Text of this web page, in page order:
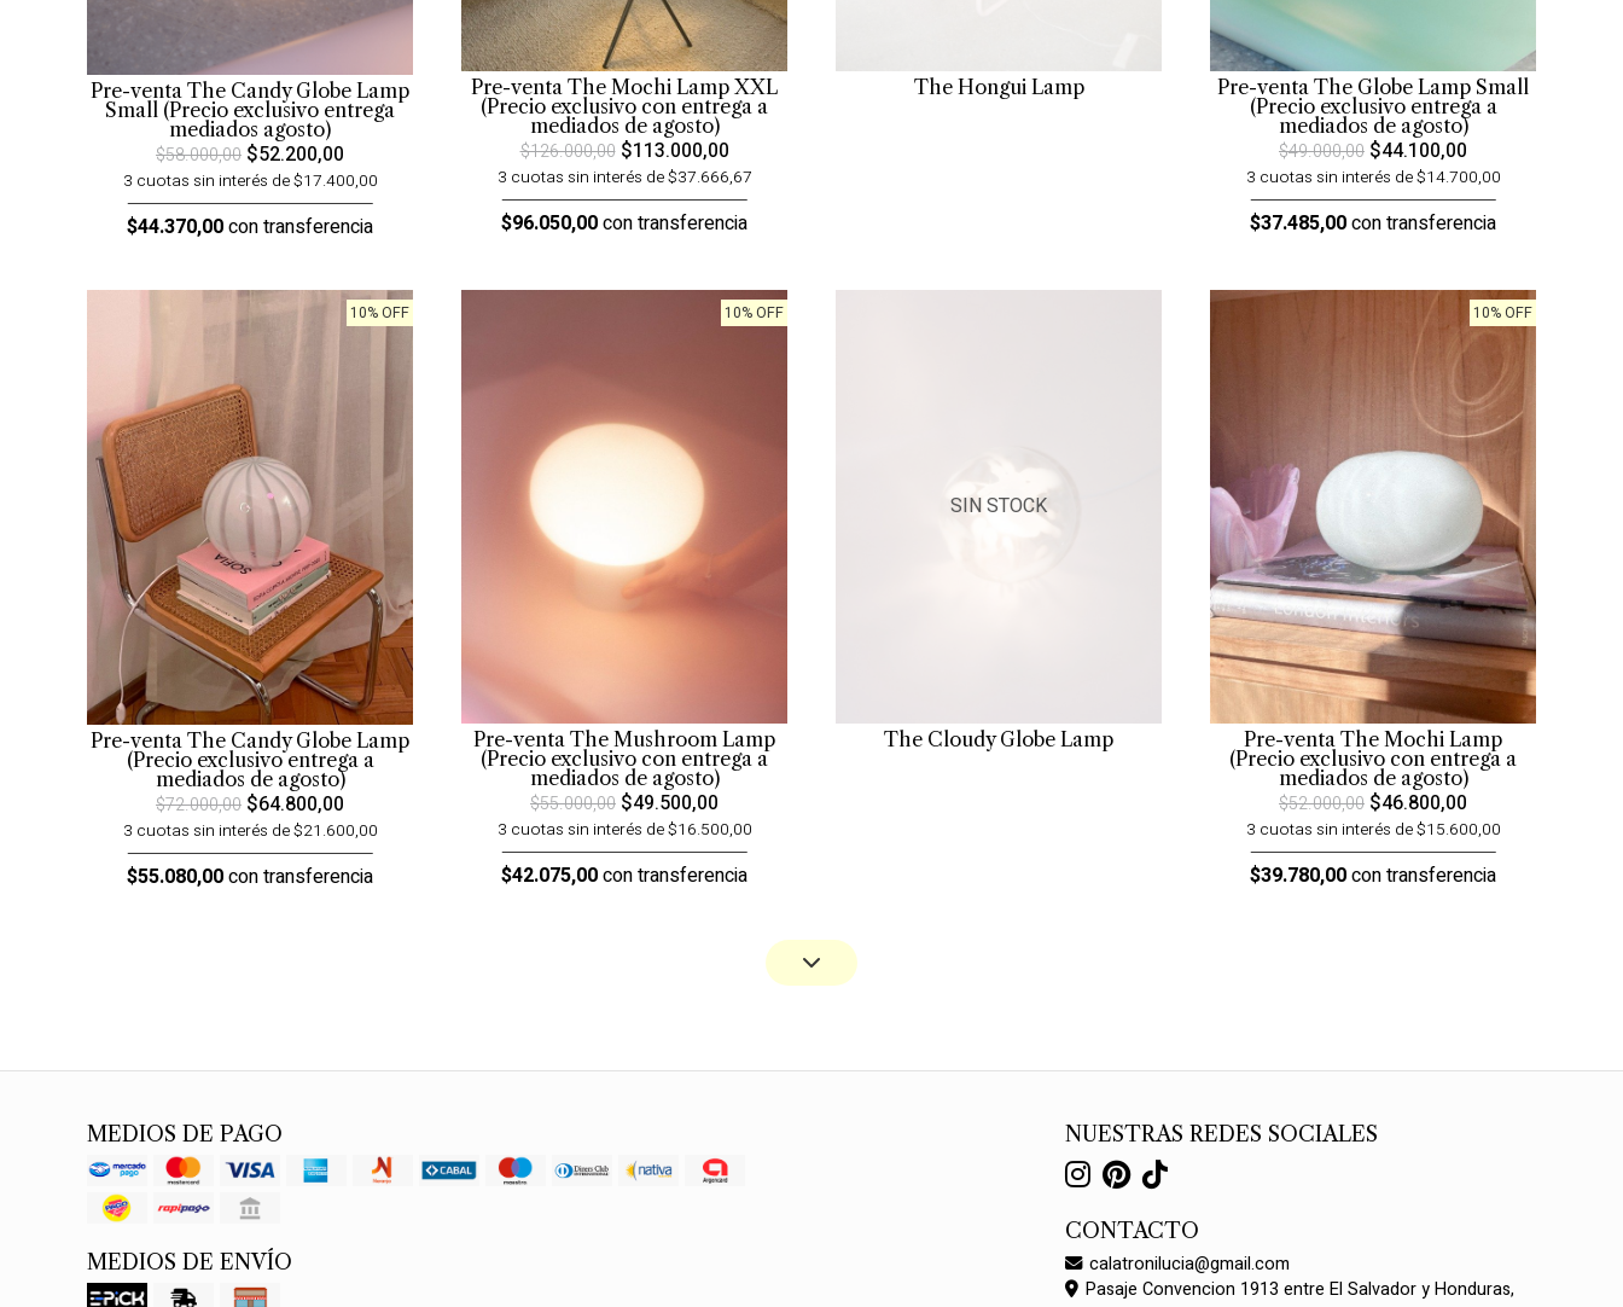
Pre-venta The Candy Globe Lamp
Small (Precio exclusivo entrega
mediados agosto)
$58.000,00 $52.200,00
3 cuotas sin interés de $17.400,00
$44.370,00con transferencia
Pre-venta The Mochi Lamp XXL
(Precio exclusivo con entrega a
mediados de agosto)
$126.000,00$113.000,00
3 cuotas sin interés de $37.666,67
$96.050,00con transferencia
The Hongui Lamp
Pre-venta The Globe Lamp Small
(Precio exclusivo entrega a
mediados de agosto)
$49.000,00 $44.100,00
3 cuotas sin interés de $14.700,00
$37.485,00con transferencia
10% OFF
Pre-venta The Candy Globe Lamp
(Precio exclusivo entrega a
mediados de agosto)
$72.000,00 $64.800,00
3 cuotas sin interés de $21.600,00
$55.080,00con transferencia
10% OFF
Pre-venta The Mushroom Lamp
(Precio exclusivo con entrega a
mediados de agosto)
$55.000,00 $49.500,00
3 cuotas sin interés de $16.500,00
$42.075,00con transferencia
SIN STOCK
The Cloudy Globe Lamp
10% OFF
Pre-venta The Mochi Lamp
(Precio exclusivo con entrega a
mediados de agosto)
$52.000,00 $46.800,00
3 cuotas sin interés de $15.600,00
$39.780,00con transferencia
MEDIOS DE PAGO
MEDIOS DE ENVÍO
NUESTRAS REDES SOCIALES
CONTACTO
calatronilucia@gmail.com
Pasaje Convencion 1913 entre El Salvador y Honduras,